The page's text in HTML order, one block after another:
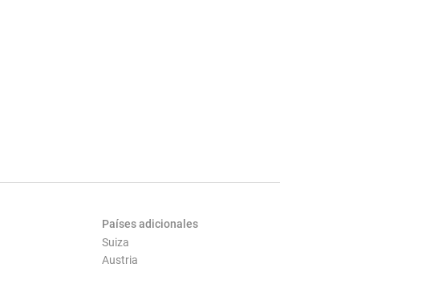
Países adicionales
Suiza
Austria